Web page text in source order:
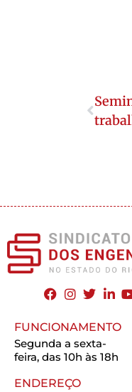
FUNCIONAMENTO
Segunda a sexta-
feira, das 10h às 18h
ENDEREÇO